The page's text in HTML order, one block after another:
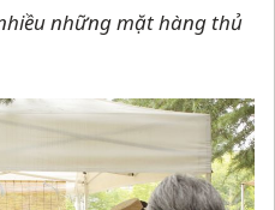
những mặt hàng thủ